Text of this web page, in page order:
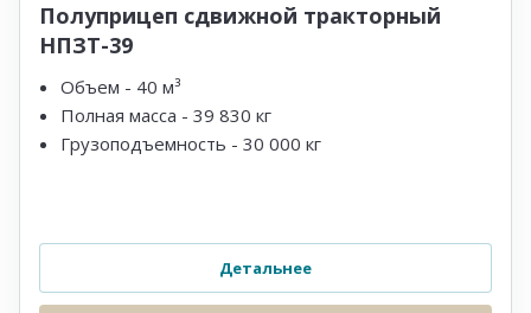
Полуприцеп сдвижной тракторный
НПЗТ-39
Объем - 40 м³
Полная масса - 39 830 кг
Грузоподъемность - 30 000 кг
Детальнее